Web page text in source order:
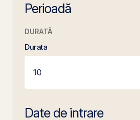
Perioadă
DURATĂ
Durata
Date de intrare